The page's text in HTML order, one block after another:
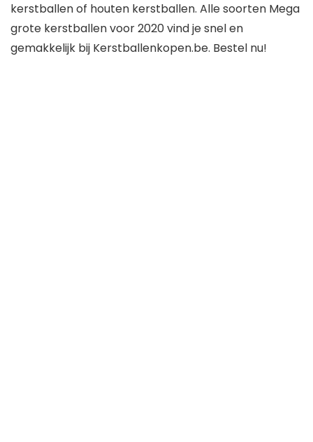
kerstballen of houten kerstballen. Alle soorten Mega
grote kerstballen voor 2020 vind je snel en
gemakkelijk bij Kerstballenkopen.be. Bestel nu!